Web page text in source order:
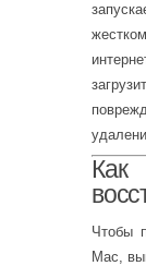
Чтобы
Mac,